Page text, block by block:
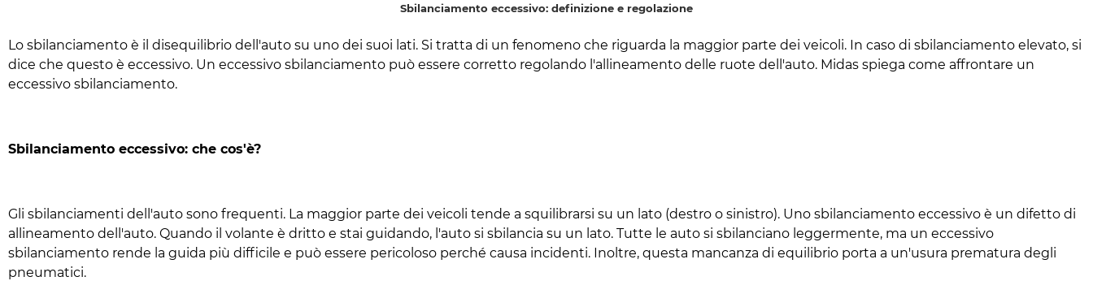
Sbilanciamento eccessivo: definizione e regolazione
Lo sbilanciamento è il disequilibrio dell'auto su uno dei suoi lati. Si tratta di un fenomeno che riguarda la maggior parte dei veicoli. In caso di sbilanciamento elevato, si
dice che questo è eccessivo. Un eccessivo sbilanciamento può essere corretto regolando l'allineamento delle ruote dell'auto. Midas spiega come affrontare un
eccessivo sbilanciamento.
Sbilanciamento eccessivo: che cos'è?
Gli sbilanciamenti dell'auto sono frequenti. La maggior parte dei veicoli tende a squilibrarsi su un lato (destro o sinistro). Uno sbilanciamento eccessivo è un difetto di
allineamento dell'auto. Quando il volante è dritto e stai guidando, l'auto si sbilancia su un lato. Tutte le auto si sbilanciano leggermente, ma un eccessivo
sbilanciamento rende la guida più difficile e può essere pericoloso perché causa incidenti. Inoltre, questa mancanza di equilibrio porta a un'usura prematura degli
pneumatici.